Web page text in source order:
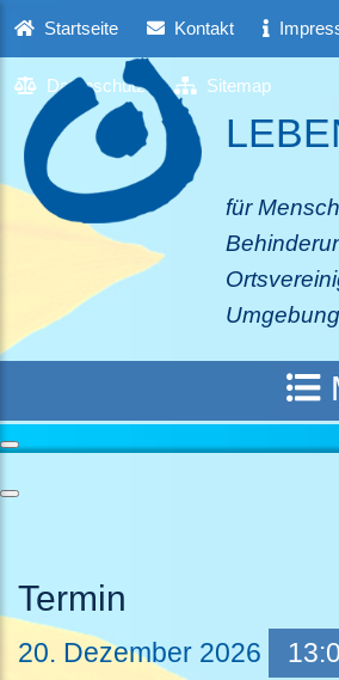
Startseite Kontakt
Datenschutz Sitemap
für
Termin
20. Dezember 2026